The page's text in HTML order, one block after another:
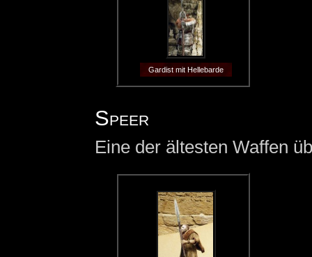
Gardist mit Hellebarde
Speer
Eine der ältesten Waffen